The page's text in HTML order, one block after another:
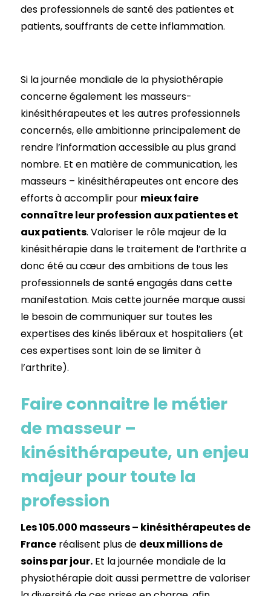
des professionnels de santé des patientes et
patients, souffrants de cette inflammation.
Si la journée mondiale de la physiothérapie
concerne également les masseurs-
kinésithérapeutes et les autres professionnels
concernés, elle ambitionne principalement de
rendre l’information accessible au plus grand
nombre. Et en matière de communication, les
masseurs – kinésithérapeutes ont encore des
efforts à accomplir pour mieux faire
connaître leur profession aux patientes et
aux patients. Valoriser le rôle majeur de la
kinésithérapie dans le traitement de l’arthrite a
donc été au cœur des ambitions de tous les
professionnels de santé engagés dans cette
manifestation. Mais cette journée marque aussi
le besoin de communiquer sur toutes les
expertises des kinés libéraux et hospitaliers (et
ces expertises sont loin de se limiter à
l’arthrite).
Faire connaitre le métier
de masseur –
kinésithérapeute, un enjeu
majeur pour toute la
profession
Les 105.000 masseurs – kinésithérapeutes de
Franceréalisent plus de deux millions de
soins par jour.Et la journée mondiale de la
physiothérapie doit aussi permettre de valoriser